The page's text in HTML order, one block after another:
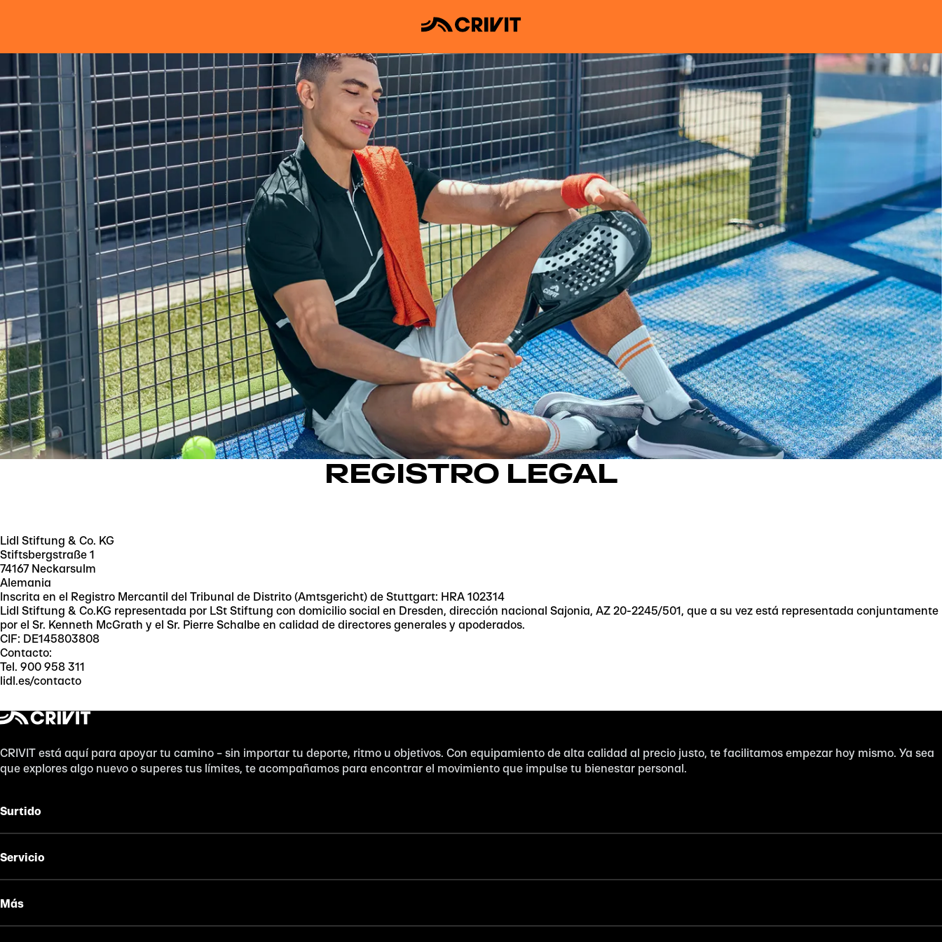
REGISTRO LEGAL
Lidl Stiftung & Co. KG
Stiftsbergstraße 1
74167 Neckarsulm
Alemania
Inscrita en el Registro Mercantil del Tribunal de Distrito (Amtsgericht) de Stuttgart: HRA 102314
Lidl Stiftung & Co.KG representada por LSt Stiftung con domicilio social en Dresden, dirección nacional Sajonia, AZ 20-2245/501, que a su vez está representada conjuntamente
por el Sr. Kenneth McGrath y el Sr. Pierre Schalbe en calidad de directores generales y apoderados.
CIF: DE145803808
Contacto:
Tel. 900 958 311
lidl.es/contacto
CRIVIT está aquí para apoyar tu camino – sin importar tu deporte, ritmo u objetivos. Con equipamiento de alta calidad al precio justo, te facilitamos empezar hoy mismo. Ya sea
que explores algo nuevo o superes tus límites, te acompañamos para encontrar el movimiento que impulse tu bienestar personal.
Surtido
Servicio
Más